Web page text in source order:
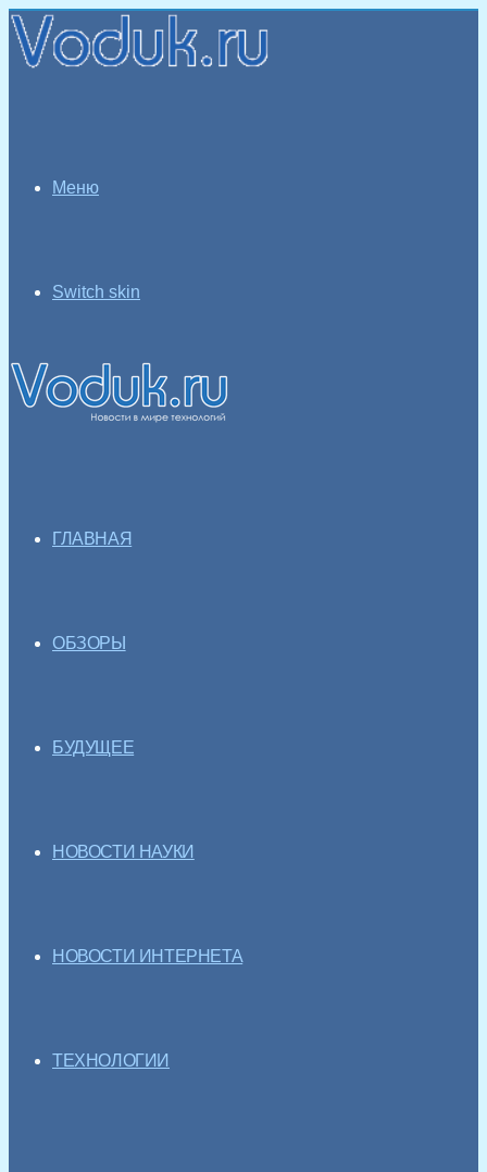
Меню
Switch skin
ГЛАВНАЯ
ОБЗОРЫ
БУДУЩЕЕ
НОВОСТИ НАУКИ
НОВОСТИ ИНТЕРНЕТА
ТЕХНОЛОГИИ